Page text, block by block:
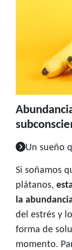
Un sueño
Si soñamos
plátanos,
la
del estrés y
forma de
momento.